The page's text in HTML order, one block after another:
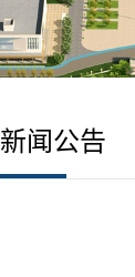
新闻公告